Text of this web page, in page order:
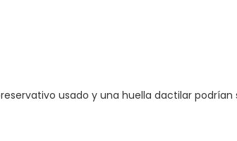
usado y una huella dactilar podrían